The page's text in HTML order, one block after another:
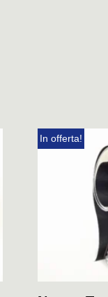
In offerta!